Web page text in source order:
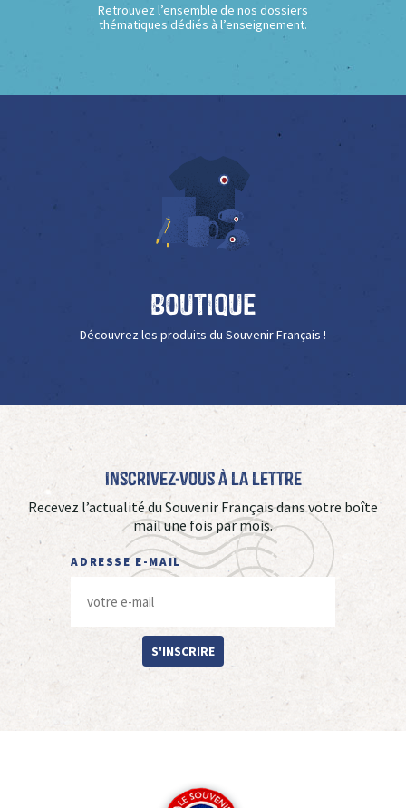
Retrouvez l’ensemble de nos dossiers
thématiques dédiés à l’enseignement.
Boutique
Découvrez les produits du Souvenir Français !
Inscrivez-vous à La Lettre
Recevez l’actualité du Souvenir Français dans votre boîte
mail une fois par mois.
ADRESSE E-MAIL
S'INSCRIRE